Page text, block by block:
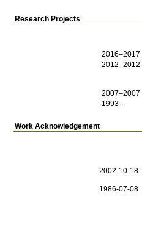
Research Projects
2016–2017
2012–2012
2007–2007
1993–
Work Acknowledgement
2002-10-18
1986-07-08